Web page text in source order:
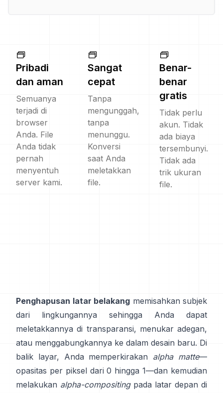
Pribadi
dan aman
Semuanya
terjadi di
browser
Anda. File
Anda tidak
pernah
menyentuh
server kami.
Sangat
cepat
Tanpa
mengunggah,
tanpa
menunggu.
Konversi
saat Anda
meletakkan
file.
Benar-
benar
gratis
Tidak perlu
akun. Tidak
ada biaya
tersembunyi.
Tidak ada
trik ukuran
file.
Penghapusan latar belakang memisahkan subjek
dari lingkungannya sehingga Anda dapat
meletakkannya di transparansi, menukar adegan,
atau menggabungkannya ke dalam desain baru. Di
balik layar, Anda memperkirakan alpha matte—
opasitas per piksel dari 0 hingga 1—dan kemudian
melakukan alpha-compositingpada latar depan di